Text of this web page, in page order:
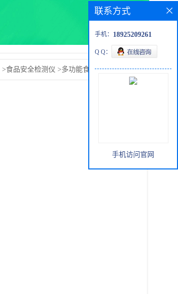
>食品安全检测仪 >多功能食品安全综合测
联系方式
手机： 18925209261
Q Q：
手机访问官网